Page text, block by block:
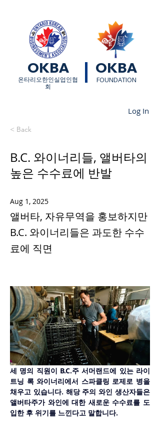
OKBA OKBA
​온타리오한인실업인협
회
FOUNDATION
Log In
< Back
B.C. 와이너리들, 앨버타의
높은 수수료에 반발
Aug 1, 2025
앨버타, 자유무역을 홍보하지만
B.C. 와이너리들은 과도한 수수
료에 직면
세 명의 직원이 B.C.주 서머랜드에 있는 라이
트닝 록 와이너리에서 스파클링 로제로 병을
채우고 있습니다. 해당 주의 와인 생산자들은
앨버타주가 와인에 대한 새로운 수수료를 도
입한 후 위기를 느낀다고 말합니다.